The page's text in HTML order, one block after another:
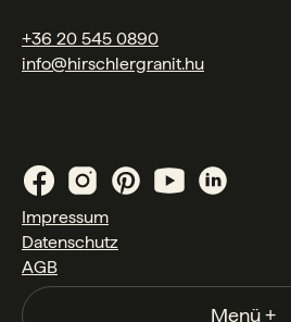
Menü+
+36 20 545 0890
info@hirschlergranit.hu
Impressum
Datenschutz
AGB